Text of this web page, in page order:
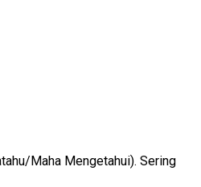
Maha Mengetahui). Sering